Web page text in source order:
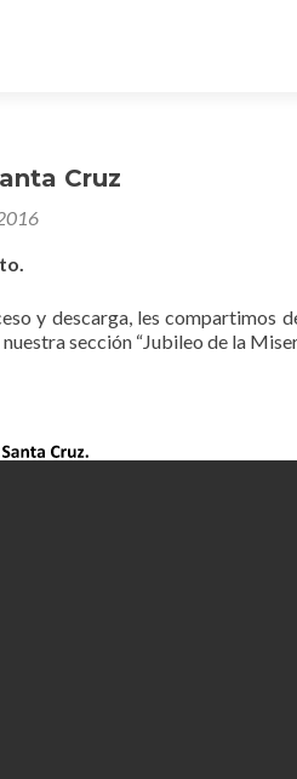
Cruz
y descarga, les compartimos
sección “Jubileo de la